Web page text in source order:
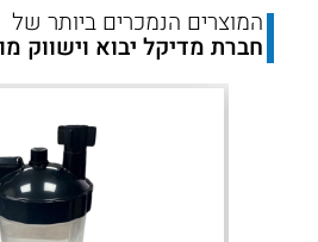
קוטר
22
מ"מ
המוצרים הנמכרים ביותר של
חברת מדיקל יבוא וישווק